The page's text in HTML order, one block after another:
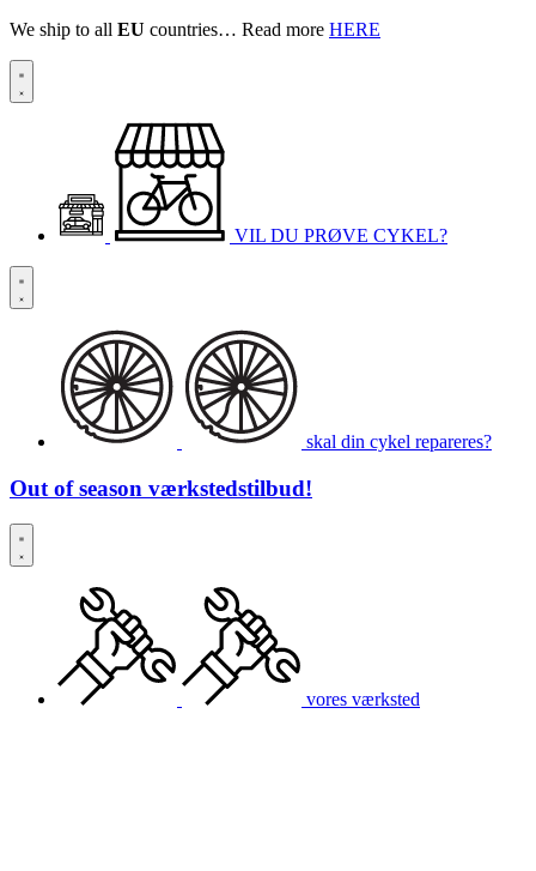
We ship to all EU countries… Read more HERE
VIL DU PRØVE CYKEL?
skal din cykel repareres?
Out of season værkstedstilbud!
vores værksted